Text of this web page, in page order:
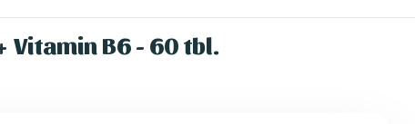
Vitamin B6 - 60 tbl.